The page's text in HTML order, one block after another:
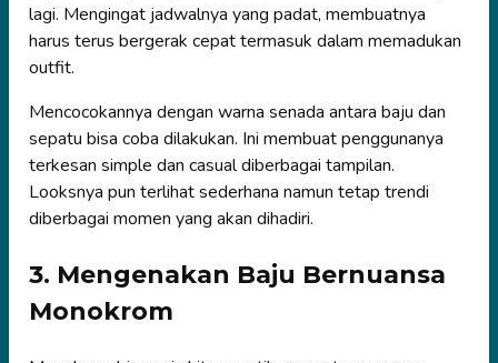
lagi. Mengingat jadwalnya yang padat, membuatnya
harus terus bergerak cepat termasuk dalam memadukan
outfit.
Mencocokannya dengan warna senada antara baju dan
sepatu bisa coba dilakukan. Ini membuat penggunanya
terkesan simple dan casual diberbagai tampilan.
Looksnya pun terlihat sederhana namun tetap trendi
diberbagai momen yang akan dihadiri.
3. Mengenakan Baju Bernuansa
Monokrom